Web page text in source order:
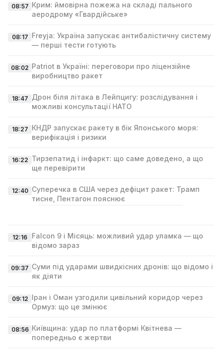
08:57 Крим: ймовірна пожежа на складі пального
аеродрому «Гвардійське»
08:17 Freyja: Україна запускає антибалістичну систему
— перші тести готують
08:02 Patriot в Україні: переговори про ліцензійне
виробництво ракет
18:47 Дрон біля літака в Лейпцигу: розслідування і
можливі консультації НАТО
18:27 КНДР запускає ракету в бік Японського моря:
верифікація і ризики
16:22 Тирзепатид і інфаркт: що саме доведено, а що
ще перевірити
12:40 Суперечка в США через дефіцит ракет: Трамп
тисне, Пентагон пояснює
12:16
Falcon 9 і Місяць: можливий удар уламка — що
відомо зараз
09:37 Суми під ударами швидкісних дронів: що відомо і
як діяти
09:12 Іран і Оман узгодили цивільний коридор через
Ормуз: що це змінює
08:56 Київщина: удар по платформі Квітнева —
попередньо є жертви